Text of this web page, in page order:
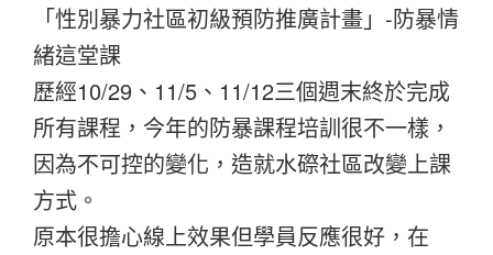
「性別暴力社區初級預防推廣計畫」-防暴情
緒這堂課
歷經10/29、11/5、11/12三個週末終於完成
所有課程，今年的防暴課程培訓很不一樣，
因為不可控的變化，造就水磜社區改變上課
方式。
原本很擔心線上效果但學員反應很好，在